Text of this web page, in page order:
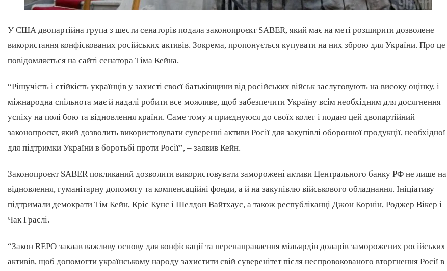
У США двопартійна група з шести сенаторів подала законопроєкт SABER, який має на меті розширити дозволене
використання конфіскованих російських активів. Зокрема, пропонується купувати на них зброю для України. Про це
повідомляється на сайті сенатора Тіма Кейна.
“Рішучість і стійкість українців у захисті своєї батьківщини від російських військ заслуговують на високу оцінку, і
міжнародна спільнота має й надалі робити все можливе, щоб забезпечити Україну всім необхідним для досягнення
успіху на полі бою та відновлення країни. Саме тому я приєднуюся до своїх колег і подаю цей двопартійний
законопроєкт, який дозволить використовувати суверенні активи Росії для закупівлі оборонної продукції, необхідної
для підтримки України в боротьбі проти Росії”, – заявив Кейн.
Законопроєкт SABER покликаний дозволити використовувати заморожені активи Центрального банку РФ не лише на
відновлення, гуманітарну допомогу та компенсаційні фонди, а й на закупівлю військового обладнання. Ініціативу
підтримали демократи Тім Кейн, Кріс Кунс і Шелдон Вайтхаус, а також республіканці Джон Корнін, Роджер Вікер і
Чак Граслі.
“Закон REPO заклав важливу основу для конфіскації та перенаправлення мільярдів доларів заморожених російських
активів, щоб допомогти українському народу захистити свій суверенітет після неспровокованого вторгнення Росії в